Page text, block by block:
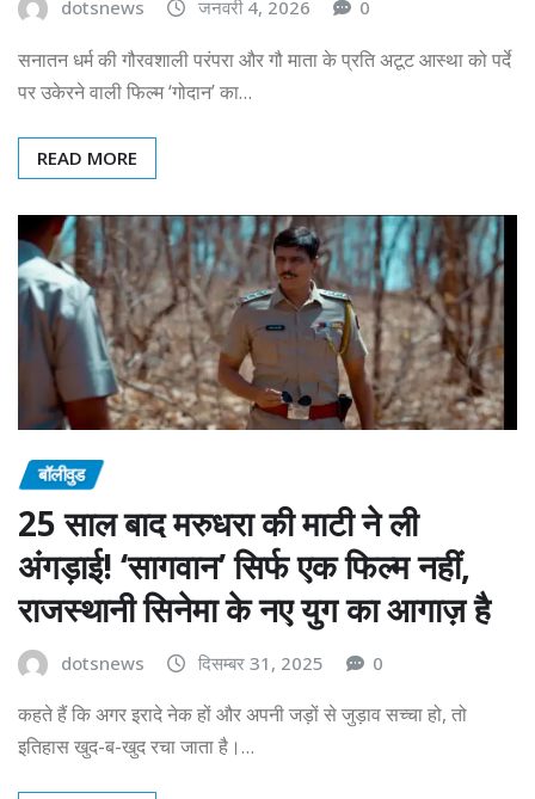
dotsnews जनवरी 4, 2026 0
सनातन धर्म की गौरवशाली परंपरा और गौ माता के प्रति अटूट आस्था को पर्दे
पर उकेरने वाली फिल्म ‘गोदान’ का…
READ MORE
बॉलीवुड
25 साल बाद मरुधरा की माटी ने ली
अंगड़ाई! ‘सागवान’ सिर्फ एक फिल्म नहीं,
राजस्थानी सिनेमा के नए युग का आगाज़ है
dotsnews दिसम्बर 31, 2025 0
कहते हैं कि अगर इरादे नेक हों और अपनी जड़ों से जुड़ाव सच्चा हो, तो
इतिहास खुद-ब-खुद रचा जाता है।…